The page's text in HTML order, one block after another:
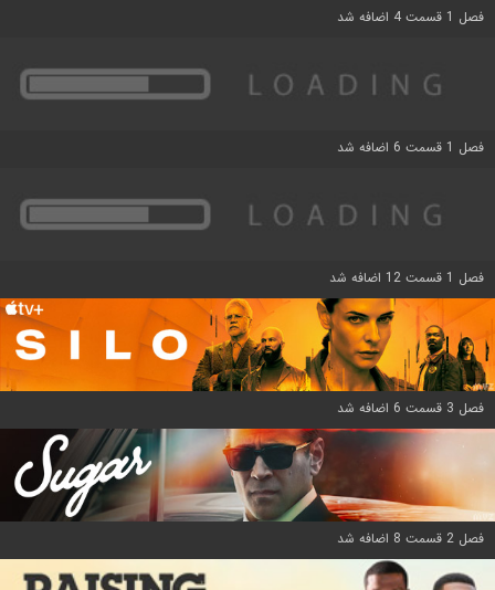
فصل 1 قسمت 4 اضافه شد
فصل 1 قسمت 6 اضافه شد
فصل 1 قسمت 12 اضافه شد
فصل 3 قسمت 6 اضافه شد
فصل 2 قسمت 8 اضافه شد